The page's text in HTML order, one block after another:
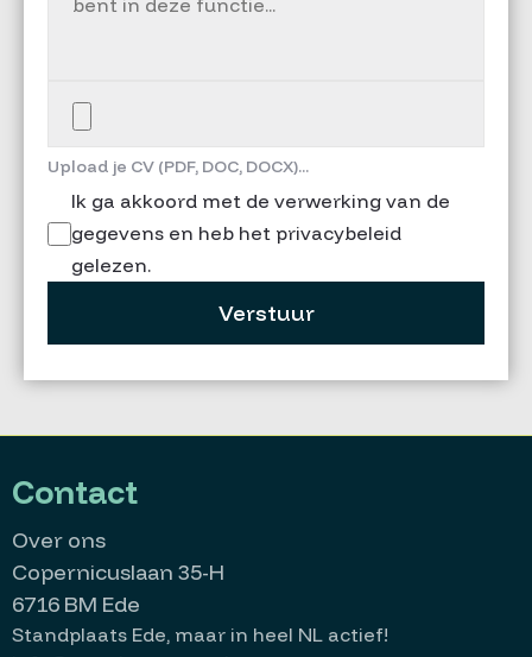
Upload je CV (PDF, DOC, DOCX)...
Ik ga akkoord met de verwerking van de
gegevens en heb het privacybeleid
gelezen.
Verstuur
Contact
Over ons
Copernicuslaan 35-H
6716 BM Ede
Standplaats Ede, maar in heel NL actief!